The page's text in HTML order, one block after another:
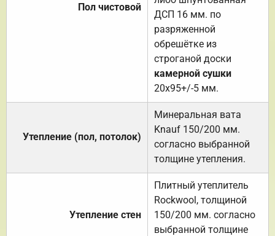
Пол чистовой
ДСП 16 мм. по
разряженной
обрешётке из
строганой доски
камерной сушки
20х95+/-5 мм.
Утепление (пол, потолок)
Минеральная вата
Knauf 150/200 мм.
согласно выбранной
толщине утепления.
Утепление стен
Плитный утеплитель
Rockwool, толщиной
150/200 мм. согласно
выбранной толщине